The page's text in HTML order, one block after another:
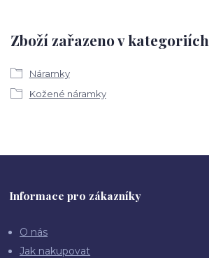
Zboží zařazeno v kategoriích
Náramky
Kožené náramky
Informace pro zákazníky
O nás
Jak nakupovat